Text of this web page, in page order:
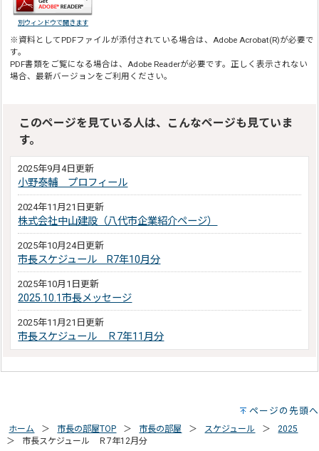
別ウィンドウで開きます
※資料としてPDFファイルが添付されている場合は、 Adobe Acrobat(R)が必要で
す。
PDF書類をご覧になる場合は、 Adobe Readerが必要です。正しく表示されない
場合、最新バージョンをご利用ください。
このページを見ている人は、こんなページも見ていま
す。
2025年9月4日更新
小野泰輔 プロフィール
2024年11月21日更新
株式会社中山建設（八代市企業紹介ページ）
2025年10月24日更新
市長スケジュール R7年10月分
2025年10月1日更新
2025.10.1市長メッセージ
2025年11月21日更新
市長スケジュール Ｒ7年11月分
ページの先頭へ
ホーム 市長の部屋TOP 市長の部屋 スケジュール
2025
市長スケジュール Ｒ7年12月分